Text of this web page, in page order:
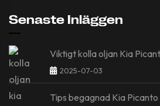
Senaste Inläggen
Viktigt kolla oljan Kia
2025-07-03
Tips begagnad Kia Picanto